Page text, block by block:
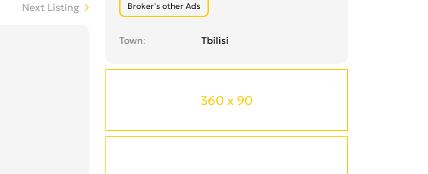
Broker’s other Ads
Town Tbilisi
360 x 90
Next Listing